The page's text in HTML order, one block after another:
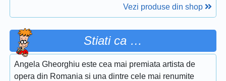
Vezi produse din shop
Stiati ca …
Angela Gheorghiu este cea mai premiata artista de
opera din Romania si una dintre cele mai renumite